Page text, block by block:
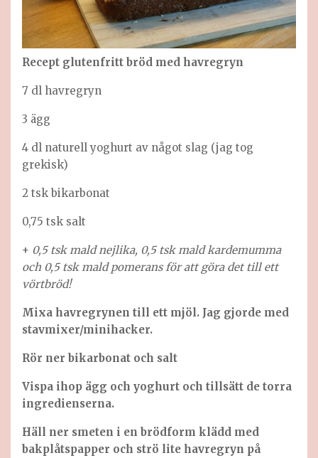
Recept glutenfritt bröd med havregryn
7 dl havregryn
3 ägg
4 dl naturell yoghurt av något slag (jag tog
grekisk)
2 tsk bikarbonat
0,75 tsk salt
+ 0,5 tsk mald nejlika, 0,5 tsk mald kardemumma
och 0,5 tsk mald pomerans för att göra det till ett
vörtbröd!
Mixa havregrynen till ett mjöl. Jag gjorde med
stavmixer/minihacker.
Rör ner bikarbonat och salt
Vispa ihop ägg och yoghurt och tillsätt de torra
ingredienserna.
Häll ner smeten i en brödform klädd med
bakplåtspapper och strö lite havregryn på